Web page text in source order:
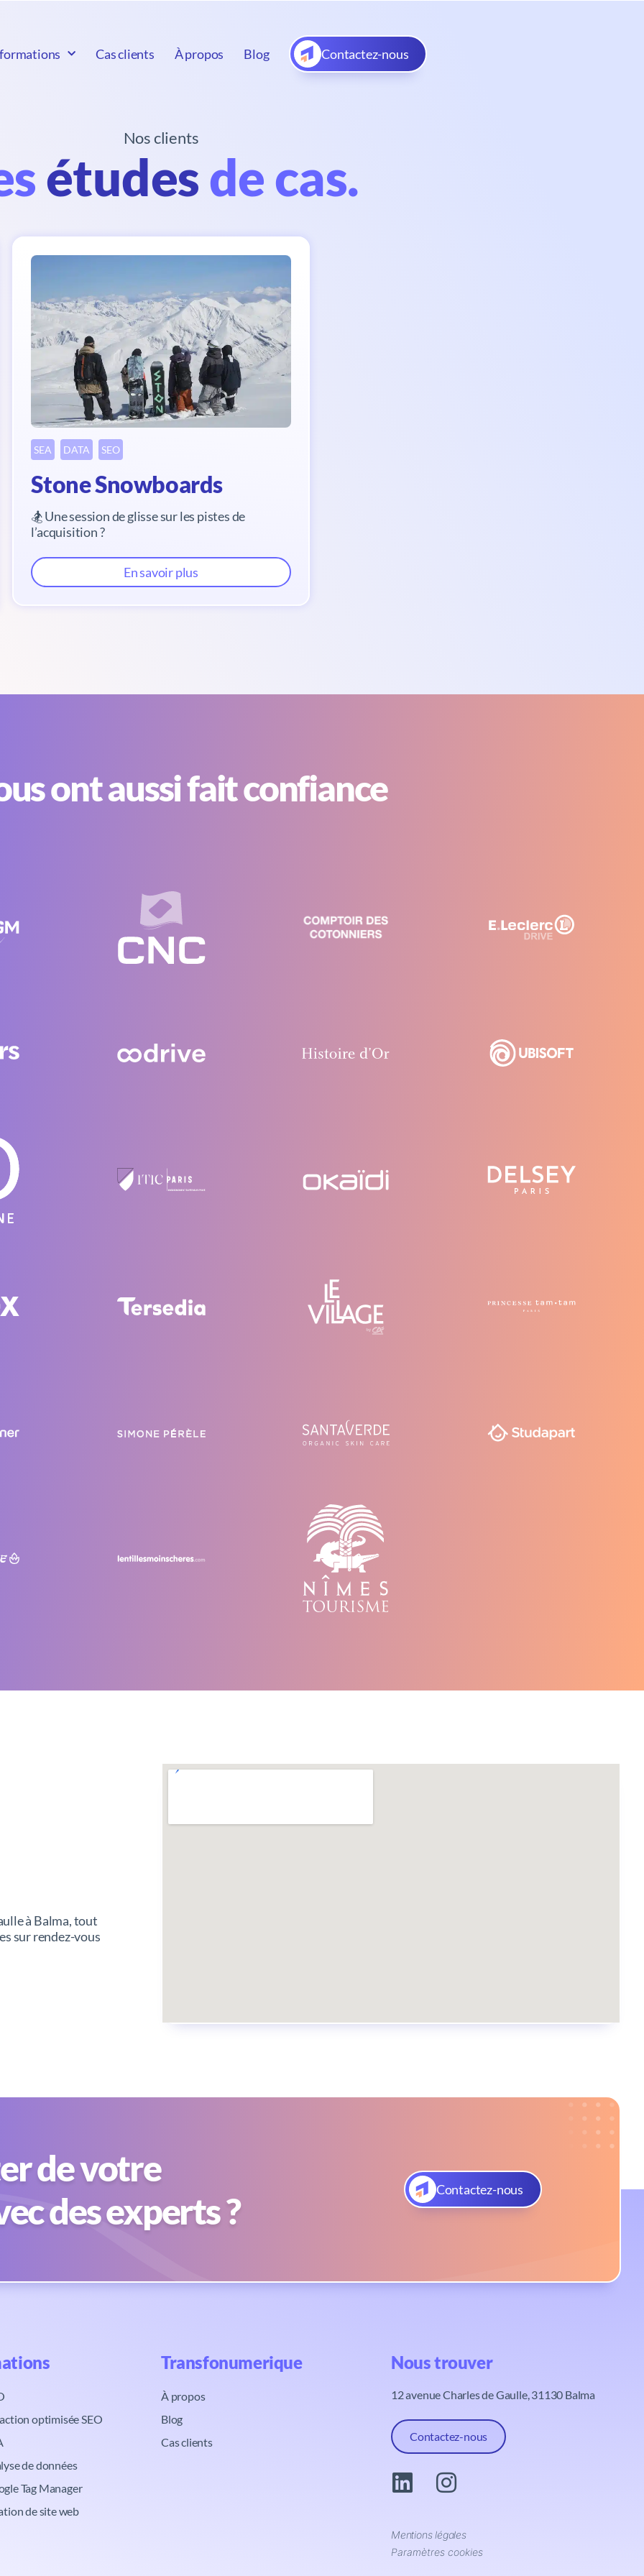
Cas clients À propos Blog Contactez-nous
Nos clients
étudesde cas.
SEA DATA SEO
Stone Snowboards
🏂 Une session de glisse sur les pistes de
l’acquisition ?
En savoir plus
ont aussi fait confiance
à Balma, tout
sur rendez-vous
de votre
des experts ?
Contactez-nous
optimisée SEO
de données
Tag Manager
de site web
Transfonumerique​
À propos
Blog
Cas clients
Nous trouver​
12 avenue Charles de Gaulle, 31130 Balma
Contactez-nous
Mentions légales
Paramètres cookies